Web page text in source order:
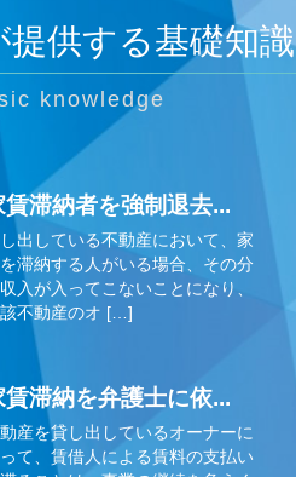
提供する基礎知識
賃滞納者を強制退去...
出している不動産において、家
滞納する人がいる場合、その分
入が入ってこないことになり、
不動産のオ […]
賃滞納を弁護士に依...
産を貸し出しているオーナーに
て、賃借人による賃料の支払い